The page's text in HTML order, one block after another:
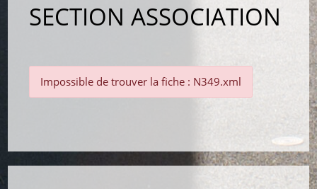
SECTION ASSOCIATION
Impossible de trouver la fiche : N349.xml